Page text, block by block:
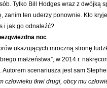
Tylko Bill Hodges wraz z dwójką
zanim ten uderzy ponownie. Kto
i jak go odnaleźć?
noc
ukazujących mroczną stronę
małżeństwa”, w 2014 r.
Autorem scenariusza jest sam
człowieku tkwi drugi, obcy mu